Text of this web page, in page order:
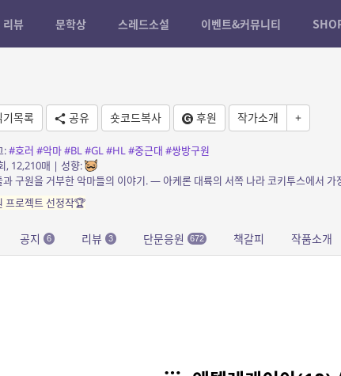
리뷰 문학상 스레드소설 이벤트&커뮤니티
기목록 공유 숏코드복사 후원 작가소개 +
:#호러 #악마#BL#GL#HL#중근대 #쌍방구원
, 12,210매 | 성향:
프로젝트 선정작🏆
공지 6 리뷰 3 단문응원 672 책갈피 작품소개